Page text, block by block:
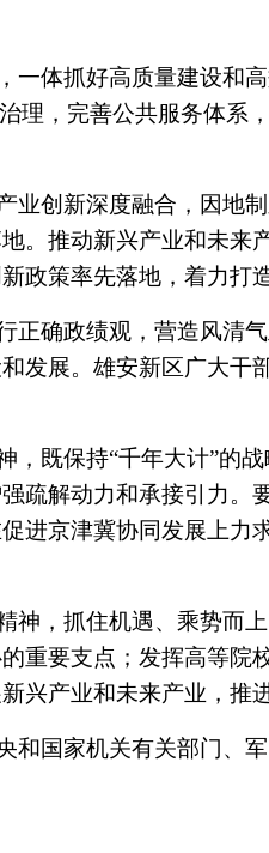
体抓好高质量建设和
理，完善公共服务体系
创新深度融合，因地
。推动新兴产业和未
政策率先落地，着力打
确政绩观，营造风清
发展。雄安新区广大干
既保持“千年大计”的
疏解动力和承接引力。
进京津冀协同发展上
，抓住机遇、乘势而
重要支点；发挥高等
产业和未来产业，推
国家机关有关部门、